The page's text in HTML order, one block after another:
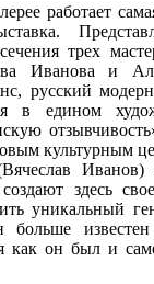
работает
трех
Иванова и
русский
в едином
культурным
здесь
уникальный
больше
как он был и